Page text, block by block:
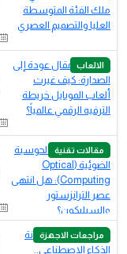
الالعاب
مقالات تقنية
مراجعات الاجهزة